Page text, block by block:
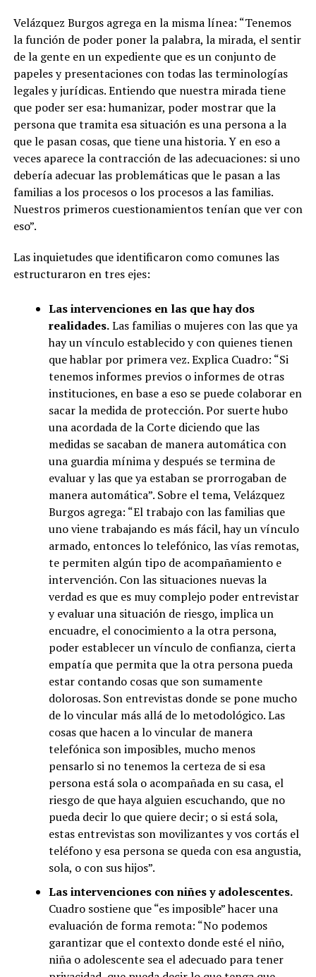
Velázquez Burgos agrega en la misma línea: “Tenemos
la función de poder poner la palabra, la mirada, el sentir
de la gente en un expediente que es un conjunto de
papeles y presentaciones con todas las terminologías
legales y jurídicas. Entiendo que nuestra mirada tiene
que poder ser esa: humanizar, poder mostrar que la
persona que tramita esa situación es una persona a la
que le pasan cosas, que tiene una historia. Y en eso a
veces aparece la contracción de las adecuaciones: si uno
debería adecuar las problemáticas que le pasan a las
familias a los procesos o los procesos a las familias.
Nuestros primeros cuestionamientos tenían que ver con
eso”.
Las inquietudes que identificaron como comunes las
estructuraron en tres ejes:
Las intervenciones en las que hay dos
realidades.Las familias o mujeres con las que ya
hay un vínculo establecido y con quienes tienen
que hablar por primera vez. Explica Cuadro: “Si
tenemos informes previos o informes de otras
instituciones, en base a eso se puede colaborar en
sacar la medida de protección. Por suerte hubo
una acordada de la Corte diciendo que las
medidas se sacaban de manera automática con
una guardia mínima y después se termina de
evaluar y las que ya estaban se prorrogaban de
manera automática”. Sobre el tema, Velázquez
Burgos agrega: “El trabajo con las familias que
uno viene trabajando es más fácil, hay un vínculo
armado, entonces lo telefónico, las vías remotas,
te permiten algún tipo de acompañamiento e
intervención. Con las situaciones nuevas la
verdad es que es muy complejo poder entrevistar
y evaluar una situación de riesgo, implica un
encuadre, el conocimiento a la otra persona,
poder establecer un vínculo de confianza, cierta
empatía que permita que la otra persona pueda
estar contando cosas que son sumamente
dolorosas. Son entrevistas donde se pone mucho
de lo vincular más allá de lo metodológico. Las
cosas que hacen a lo vincular de manera
telefónica son imposibles, mucho menos
pensarlo si no tenemos la certeza de si esa
persona está sola o acompañada en su casa, el
riesgo de que haya alguien escuchando, que no
pueda decir lo que quiere decir; o si está sola,
estas entrevistas son movilizantes y vos cortás el
teléfono y esa persona se queda con esa angustia,
sola, o con sus hijos”.
Las intervenciones con niñes y adolescentes.
Cuadro sostiene que “es imposible” hacer una
evaluación de forma remota: “No podemos
garantizar que el contexto donde esté el niño,
niña o adolescente sea el adecuado para tener